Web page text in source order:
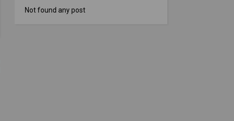
Not found any post